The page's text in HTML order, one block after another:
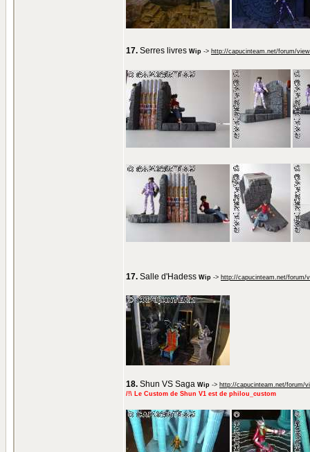
17. Serres livres Wip -> http://capucinteam.net/forum/
17. Salle d'Hadess Wip -> http://capucinteam.net/forum/
18. Shun VS Saga Wip -> http://capucinteam.net/forum/
/!\ Le Custom de Shun V1 est de philou_custom